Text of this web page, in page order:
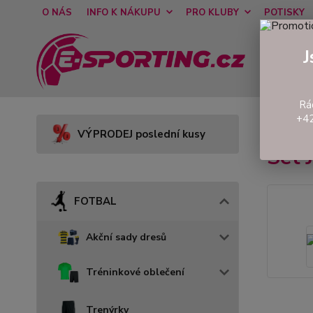
O NÁS INFO K NÁKUPU PRO KLUBY POTISKY
VÝPRODEJ poslední kusy
FOTBAL
Akční sady dresů
Tréninkové oblečení
Trenýrky
Set